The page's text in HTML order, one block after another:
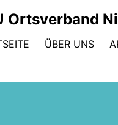
Ortsverband
ÜBER UNS